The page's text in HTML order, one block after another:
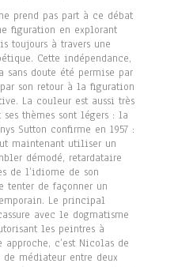
prend pas part à ce débat
figuration en explorant
toujours à travers une
Cette indépendance,
sans doute été permise par
son retour à la figuration
La couleur est aussi très
thèmes sont légers : la
Sutton confirme en 1957 :
maintenant utiliser un
démodé, retardataire
de l’idiome de son
de façonner un
Le principal
avec le dogmatisme
les peintres à
c’est Nicolas de
médiateur entre deux